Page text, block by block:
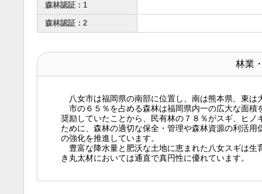
森林認証：1
森林認証：2
林業
八女市は福岡県の南部に位置し、南は熊本県、東は
市の６５％を占める森林は福岡県内一の広大な面積
奨励していたことから、民有林の７８％がスギ、ヒ
ために、森林の適切な保全・管理や森林資源の利活
の強化を推進しています。
豊富な降水量と肥沃な土地に恵まれた八女スギは生
き丸太材においては通直で真円性に優れています。